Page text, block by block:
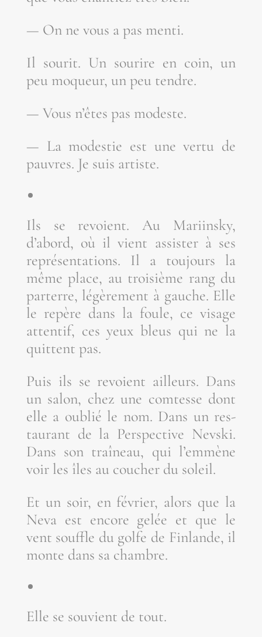
— On ne vous a pas menti.
Il sou­rit. Un sou­rire en coin, un
peu moqueur, un peu tendre.
— Vous n’êtes pas modeste.
— La modes­tie est une ver­tu de
pauvres. Je suis artiste.
Ils se revoient. Au Mariins­ky,
d’abord, où il vient assis­ter à ses
repré­sen­ta­tions. Il a tou­jours la
même place, au troi­sième rang du
par­terre, légè­re­ment à gauche. Elle
le repère dans la foule, ce visage
atten­tif, ces yeux bleus qui ne la
quittent pas.
Puis ils se revoient ailleurs. Dans
un salon, chez une com­tesse dont
elle a oublié le nom. Dans un res­
tau­rant de la Pers­pec­tive Nevs­ki.
Dans son traî­neau, qui l’emmène
voir les îles au cou­cher du soleil.
Et un soir, en février, alors que la
Neva est encore gelée et que le
vent souffle du golfe de Fin­lande, il
monte dans sa chambre.
Elle se sou­vient de tout.